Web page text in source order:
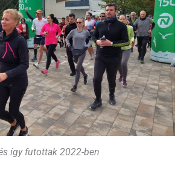
így futottak 2022-ben